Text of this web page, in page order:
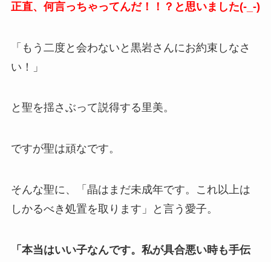
正直、何言っちゃってんだ！！？と思いました(-_-)
「もう二度と会わないと黒岩さんにお約束しなさ
い！」
と聖を揺さぶって説得する里美。
ですが聖は頑なです。
そんな聖に、「晶はまだ未成年です。これ以上は
しかるべき処置を取ります」と言う愛子。
「本当はいい子なんです。私が具合悪い時も手伝